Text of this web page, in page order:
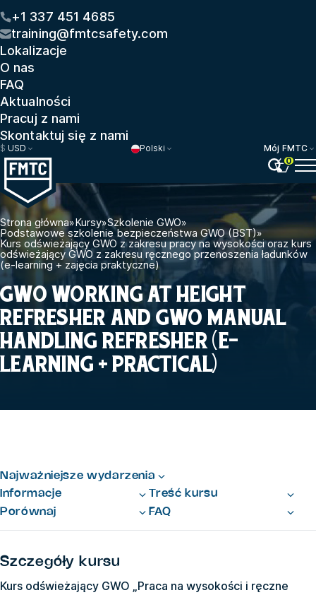
+1 337 451 4685
training@fmtcsafety.com
Lokalizacje
O nas
FAQ
Aktualności
Pracuj z nami
Skontaktuj się z nami
$ USD Polski
Mój FMTC
0
Strona główna»Kursy»Szkolenie GWO»
Podstawowe szkolenie bezpieczeństwa GWO (BST)»
Kurs odświeżający GWO z zakresu pracy na wysokości oraz kurs
odświeżający GWO z zakresu ręcznego przenoszenia ładunków
(e-learning + zajęcia praktyczne)
GWO WORKING AT HEIGHT
REFRESHER AND GWO MANUAL
HANDLING REFRESHER (E-
LEARNING + PRACTICAL)
Najważniejsze wydarzenia
Informacje
Treść kursu
Porównaj
FAQ
Szczegóły kursu
Kurs odświeżający GWO „Praca na wysokości i ręczne